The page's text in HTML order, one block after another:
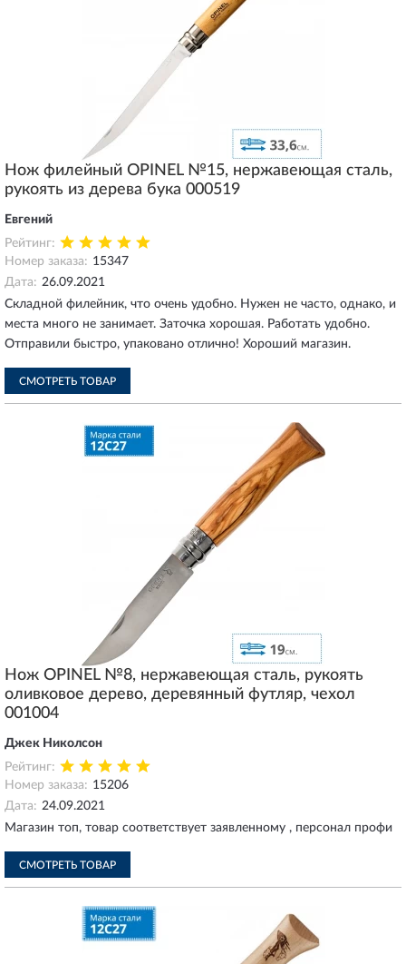
Нож филейный OPINEL №15, нержавеющая сталь,
рукоять из дерева бука 000519
Евгений
Рейтинг:
Номер заказа: 15347
Дата: 26.09.2021
Складной филейник, что очень удобно. Нужен не часто, однако, и
места много не занимает. Заточка хорошая. Работать удобно.
Отправили быстро, упаковано отлично! Хороший магазин.
СМОТРЕТЬ ТОВАР
Нож OPINEL №8, нержавеющая сталь, рукоять
оливковое дерево, деревянный футляр, чехол
001004
Джек Николсон
Рейтинг:
Номер заказа: 15206
Дата: 24.09.2021
Магазин топ, товар соответствует заявленному , персонал профи
СМОТРЕТЬ ТОВАР